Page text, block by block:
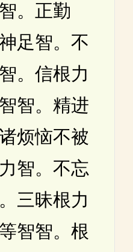
。正勤
足智。不
。信根力
智。精进
烦恼不被
智。不忘
三昧根力
智智。根